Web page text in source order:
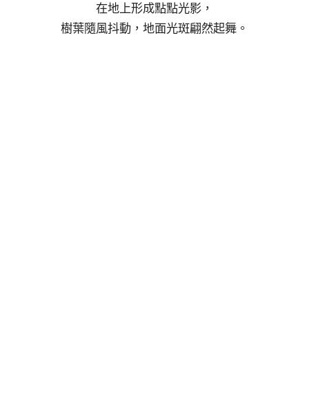
在地上形成點點光影，
樹葉隨風抖動，地面光斑翩然起舞。